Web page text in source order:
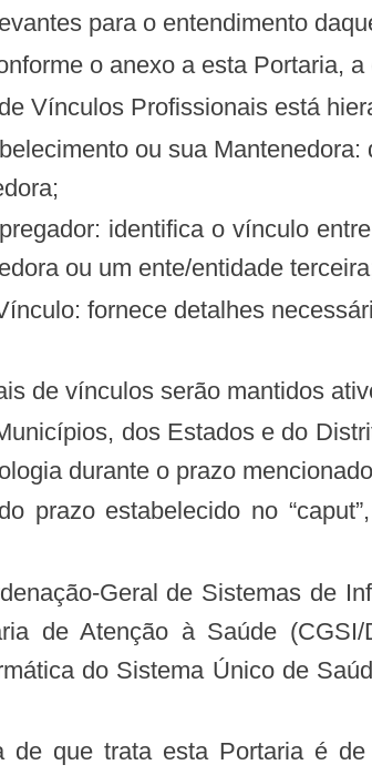
para o entendimento
o anexo a esta
de Vínculos Profissionais está
ou um ente/entidade
de vínculos serão mantidos
dos Estados e do
durante o prazo
prazo estabelecido no
de Atenção à Saúde
do Sistema Único de